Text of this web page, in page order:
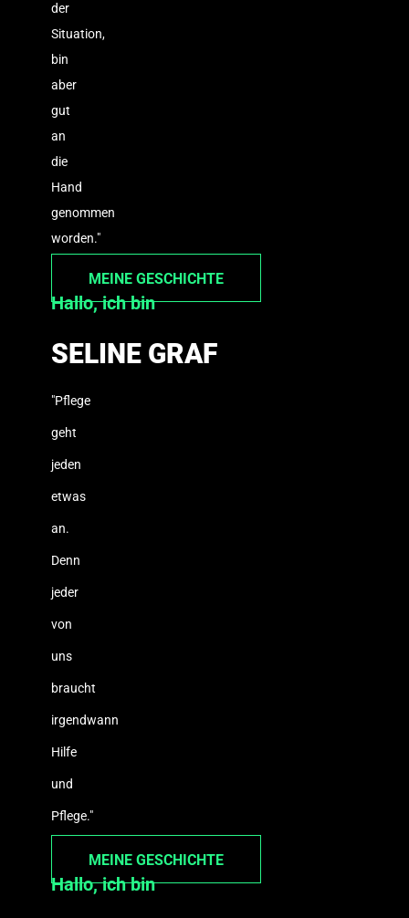
der
Situation,
bin
aber
gut
an
die
Hand
genommen
worden."
MEINE GESCHICHTE
Hallo, ich bin
SELINE GRAF
"Pflege
geht
jeden
etwas
an.
Denn
jeder
von
uns
braucht
irgendwann
Hilfe
und
Pflege."
MEINE GESCHICHTE
Hallo, ich bin